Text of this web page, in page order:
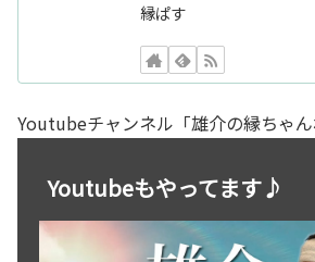
縁ぱす
Youtubeチャンネル「雄介の縁ちゃん
Youtubeもやってます♪